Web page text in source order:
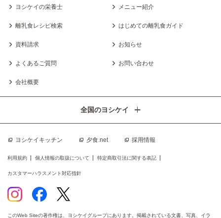
ヨシケイの栄養士 メニュー紹介
離乳食レシピ検索 はじめての離乳食ガイド
資料請求 お知らせ
よくあるご質問 お問い合わせ
会社概要
ヨシケイキッチン 夕食.net 採用情報
全国のヨシケイ
利用規約 個人情報の取扱について 特定商取引法に関する表記
カスタマーハラスメント対応指針
このWeb Siteの著作権は、ヨシケイグループにあります。掲載されている文書、写真、イラ